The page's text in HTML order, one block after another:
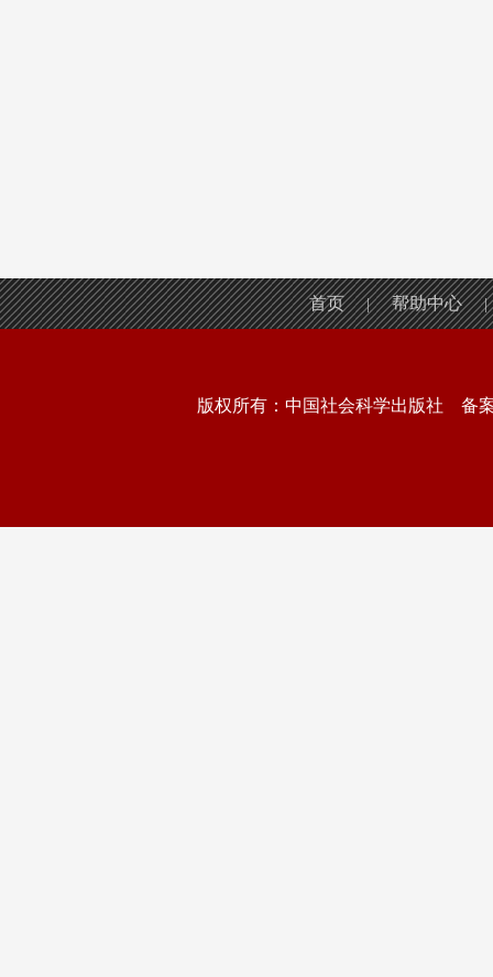
首页 | 帮助中心 |
版权所有：中国社会科学出版社 备